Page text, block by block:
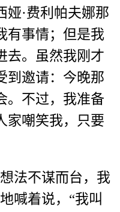
娅·费利帕夫娜那
有事情；但是我
去。虽然我刚才
到邀请：今晚那
。不过，我准备
家嘲笑我，只要
法不谋而台，我
喊着说，“我叫